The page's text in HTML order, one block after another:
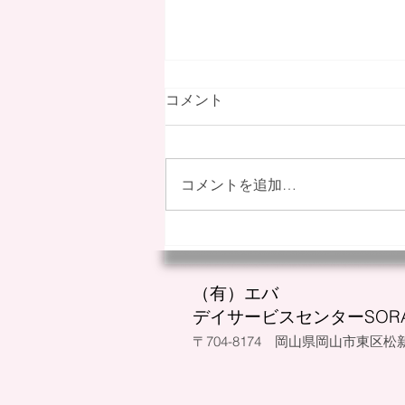
採用情報を更新しました
コメント
コメントを追加…
（有）エバ
デイサービスセンター
〒704-8174 岡山県岡山市東区松